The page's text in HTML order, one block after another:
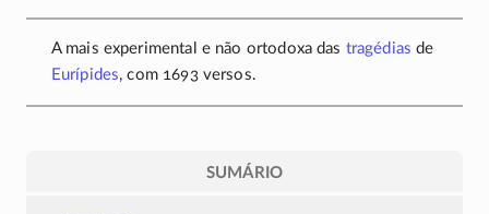
A mais experimental e não ortodoxa das tragédias de
Eurípides, com 1693 versos.
SUMÁRIO